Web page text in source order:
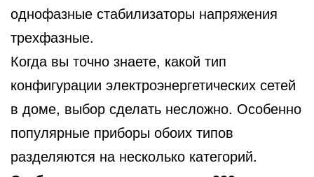
однофазные стабилизаторы напряжения
трехфазные.
Когда вы точно знаете, какой тип
конфигурации электроэнергетических сетей
в доме, выбор сделать несложно. Особенно
популярные приборы обоих типов
разделяются на несколько категорий.